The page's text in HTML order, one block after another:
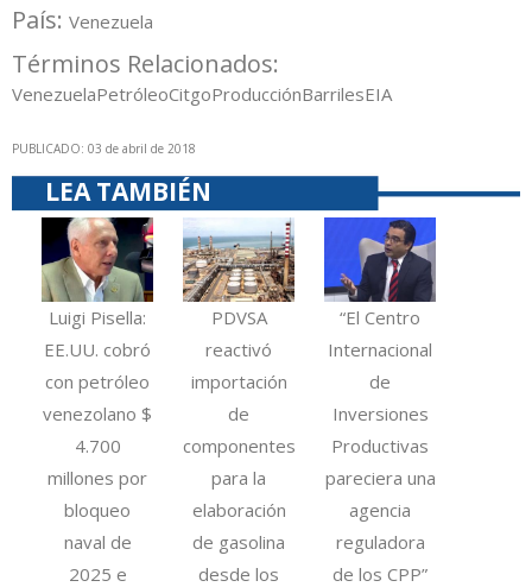
País: Venezuela
Términos Relacionados:
VenezuelaPetróleoCitgoProducciónBarrilesEIA
PUBLICADO: 03 de abril de 2018
LEA TAMBIÉN
Luigi Pisella:
EE.UU. cobró
con petróleo
venezolano $
4.700
millones por
bloqueo
naval de
2025 e
PDVSA
reactivó
importación
de
componentes
para la
elaboración
de gasolina
desde los
“El Centro
Internacional
de
Inversiones
Productivas
pareciera una
agencia
reguladora
de los CPP”